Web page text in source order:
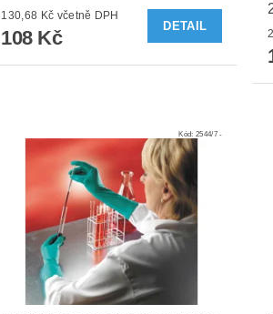
130,68 Kč včetně DPH
108 Kč
DETAIL
Kód: 2544/7 -